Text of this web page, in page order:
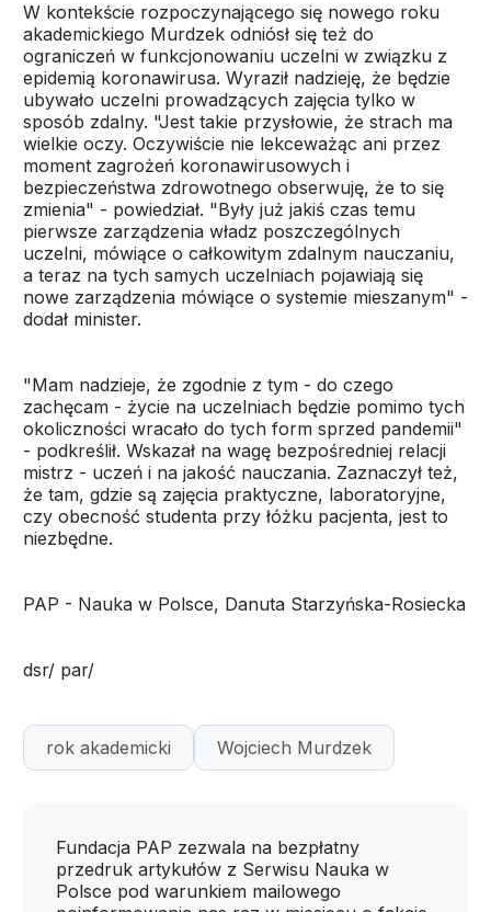
W kontekście rozpoczynającego się nowego roku
akademickiego Murdzek odniósł się też do
ograniczeń w funkcjonowaniu uczelni w związku z
epidemią koronawirusa. Wyraził nadzieję, że będzie
ubywało uczelni prowadzących zajęcia tylko w
sposób zdalny. "Jest takie przysłowie, że strach ma
wielkie oczy. Oczywiście nie lekceważąc ani przez
moment zagrożeń koronawirusowych i
bezpieczeństwa zdrowotnego obserwuję, że to się
zmienia" - powiedział. "Były już jakiś czas temu
pierwsze zarządzenia władz poszczególnych
uczelni, mówiące o całkowitym zdalnym nauczaniu,
a teraz na tych samych uczelniach pojawiają się
nowe zarządzenia mówiące o systemie mieszanym" -
dodał minister.
"Mam nadzieje, że zgodnie z tym - do czego
zachęcam - życie na uczelniach będzie pomimo tych
okoliczności wracało do tych form sprzed pandemii"
- podkreślił. Wskazał na wagę bezpośredniej relacji
mistrz - uczeń i na jakość nauczania. Zaznaczył też,
że tam, gdzie są zajęcia praktyczne, laboratoryjne,
czy obecność studenta przy łóżku pacjenta, jest to
niezbędne.
PAP - Nauka w Polsce, Danuta Starzyńska-Rosiecka
dsr/ par/
rok akademicki Wojciech Murdzek
Fundacja PAP zezwala na bezpłatny
przedruk artykułów z Serwisu Nauka w
Polsce pod warunkiem mailowego